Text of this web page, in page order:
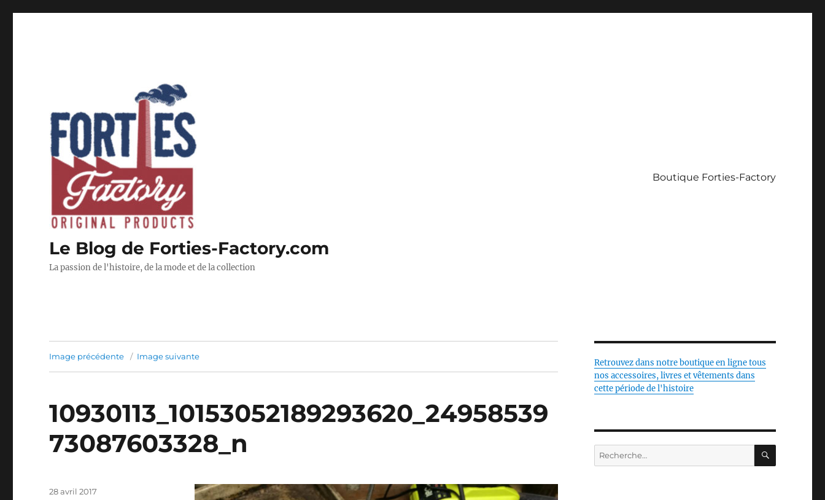
Le Blog de Forties-Factory.com
La passion de l'histoire, de la mode et de la collection
Boutique Forties-Factory
Image précédente Image suivante
10930113_10153052189293620_24958539
73087603328_n
Publié
28 avril 2017
Retrouvez dans notre boutique en ligne tous
nos accessoires, livres et vêtements dans
cette période de l'histoire
Recherche
pour :